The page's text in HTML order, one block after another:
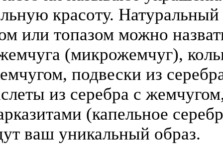
красоту.
или топазом можно
(микрожемчуг),
подвески из
из серебра с
(капельное
ваш уникальный образ.